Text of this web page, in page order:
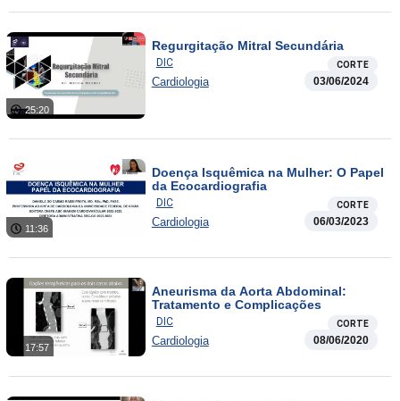
25:20
Regurgitação Mitral Secundária
DIC CORTE
Cardiologia 03/06/2024
11:36
Doença Isquêmica na Mulher: O Papel
da Ecocardiografia
DIC CORTE
Cardiologia 06/03/2023
17:57
Aneurisma da Aorta Abdominal:
Tratamento e Complicações
DIC CORTE
Cardiologia 08/06/2020